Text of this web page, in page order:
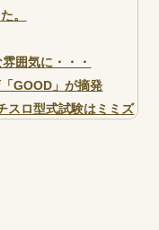
。
囲気に・・・
GOOD」が摘発
スロ型式試験はミミズ
持ちの悪い疑似ボ天